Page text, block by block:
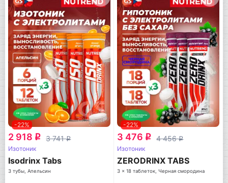
-22%
2 918 q 3 741q
Изотоник
Isodrinx Tabs
3 тубы, Апельсин
-22%
3 476 q 4 456q
Изотоник
ZERODRINX TABS
3 x 18 таблеток, Черная смородина